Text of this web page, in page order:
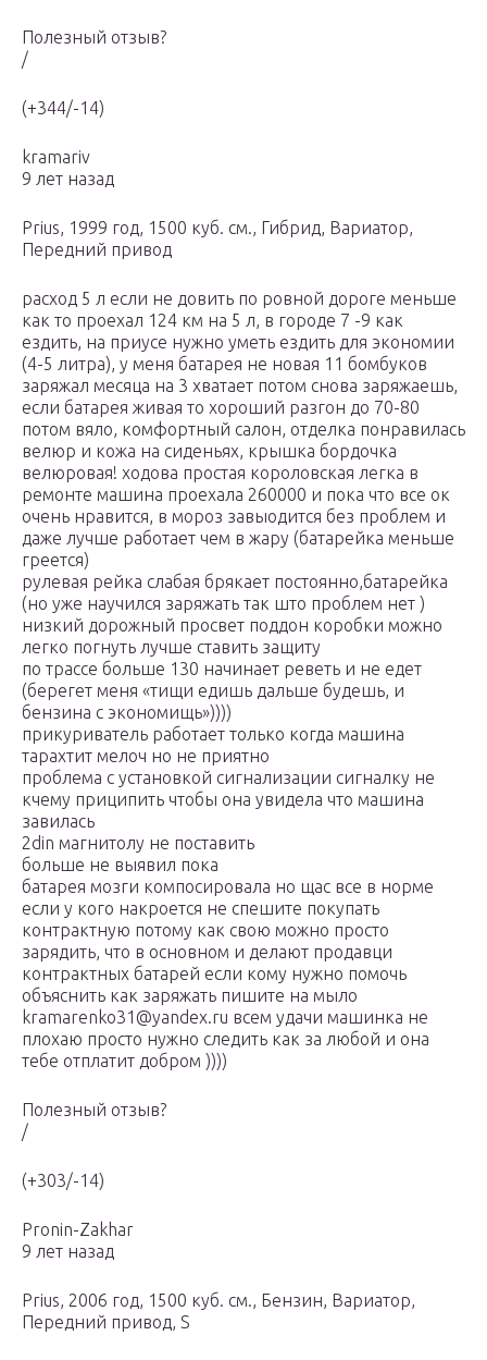
Полезный отзыв?
/
(+344/-14)
kramariv
9 лет назад
Prius, 1999 год, 1500 куб. см., Гибрид, Вариатор,
Передний привод
расход 5 л если не довить по ровной дороге меньше
как то проехал 124 км на 5 л, в городе 7 -9 как
ездить, на приусе нужно уметь ездить для экономии
(4-5 литра), у меня батарея не новая 11 бомбуков
заряжал месяца на 3 хватает потом снова заряжаешь,
если батарея живая то хороший разгон до 70-80
потом вяло, комфортный салон, отделка понравилась
велюр и кожа на сиденьях, крышка бордочка
велюровая! ходова простая короловская легка в
ремонте машина проехала 260000 и пока что все ок
очень нравится, в мороз завыодится без проблем и
даже лучше работает чем в жару (батарейка меньше
греется)
рулевая рейка слабая брякает постоянно,батарейка
(но уже научился заряжать так што проблем нет )
низкий дорожный просвет поддон коробки можно
легко погнуть лучше ставить защиту
по трассе больше 130 начинает реветь и не едет
(берегет меня «тищи едишь дальше будешь, и
бензина с экономищь»))))
прикуриватель работает только когда машина
тарахтит мелоч но не приятно
проблема с установкой сигнализации сигналку не
кчему приципить чтобы она увидела что машина
завилась
2din магнитолу не поставить
больше не выявил пока
батарея мозги компосировала но щас все в норме
если у кого накроется не спешите покупать
контрактную потому как свою можно просто
зарядить, что в основном и делают продавци
контрактных батарей если кому нужно помочь
объяснить как заряжать пишите на мыло
kramarenko31@yandex.ru всем удачи машинка не
плохаю просто нужно следить как за любой и она
тебе отплатит добром ))))
Полезный отзыв?
/
(+303/-14)
Pronin-Zakhar
9 лет назад
Prius, 2006 год, 1500 куб. см., Бензин, Вариатор,
Передний привод, S